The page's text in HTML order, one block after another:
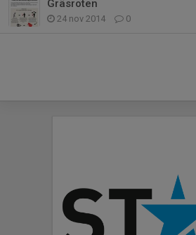
Gräsroten
24 nov 2014 0